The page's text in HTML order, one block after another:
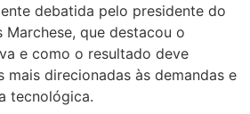
debatida pelo presidente do
Marchese, que destacou o
e como o resultado deve
direcionadas às demandas e
tecnológica.